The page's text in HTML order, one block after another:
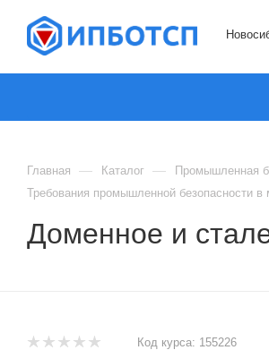
Главная — Каталог — Промышленная
Требования промышленной безопасности
Доменное и
Код курса: 155226